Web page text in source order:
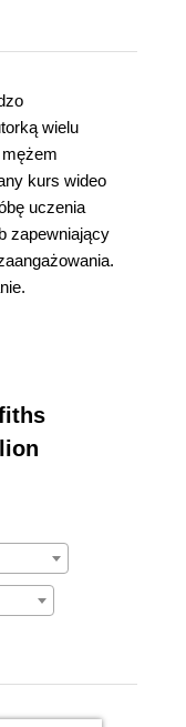
wielu
kurs wideo
uczenia
zapewniający